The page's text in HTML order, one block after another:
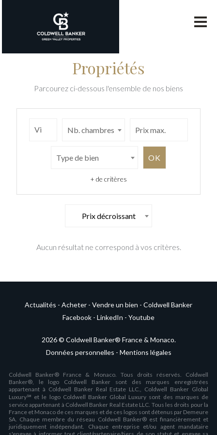
Propriétés
Parcourez ci-dessous l'ensemble de nos biens
Nb. chambres
Type de bien
+ de critères
Prix décroissant
Aucun résultat ne correspond à vos critères.
Actualités - Acheter - Vendre un bien - Coldwell Banker
Facebook - LinkedIn - Youtube
2026 © Coldwell Banker® France & Monaco.
Données personnelles - Mentions légales
Coldwell Banker® France & Monaco. Tous droits réservés. Coldwell
Banker®, le logo Coldwell Banker sont des marques enregistrées
appartenant à Coldwell Banker Real Estate LLC., Coldwell Banker Global
Luxury℠ et le logo Coldwell Banker Global Luxury sont des marques de
service appartenant à Coldwell Banker Real Estate LLC. Tous les droits pour la
France et Monaco de ces marques et de ces logos sont détenus par Demeure
SA. Chaque membre du réseau Coldwell Banker® est financièrement et
juridiquement indépendant. Chaque entreprise et/ou agent mandataire